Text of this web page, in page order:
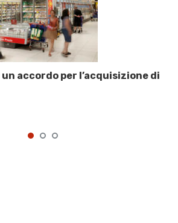
accordo per l’acquisizione di